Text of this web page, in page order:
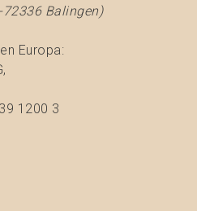
72336 Balingen)
Europa:
1200 3